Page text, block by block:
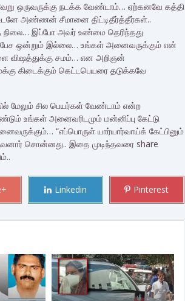
ஒருவருக்கு நடக்க வேண்டாம்… ஏற்கனவே கத்தி
அண்ணன் சீமானை திட்டிதீர்த்தீர்கள்..
இப்போ அவர் உண்மை தெரிந்தது
ஒன்றும் இல்லை… உங்கள் அனைவருக்கும் என்
விஷத்துக்கு சமம்… என அறிஞன்
கிடைக்கும் கெட்டபெயரை தடுக்கவே
மேலும் சில பெயர்கள் வேண்டாம் என்ற
உங்கள் அனைவரிடமும் மன்னிப்பு கேட்டு
“எப்பொருள் யார்யார்வாய்க் கேட்பினும்
சொன்னது.. இதை முடிந்தவரை share
Linkedin Pinterest